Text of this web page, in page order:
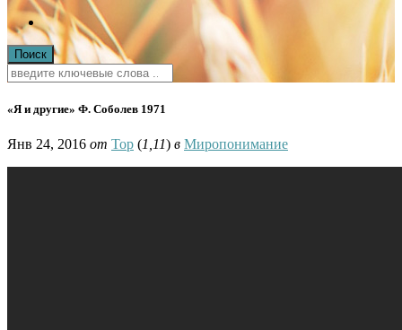
«Я и другие» Ф. Соболев 1971
Янв 24, 2016 от Тор (1,11) в Миропонимание